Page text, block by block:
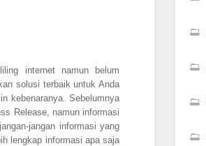
internet namun belum
solusi terbaik untuk Anda
kebenaranya. Sebelumnya
Release, namun informasi
jangan informasi yang
lengkap informasi apa saja